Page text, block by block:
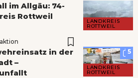
LANDKREIS
ROTTWEIL
im Allgäu: 74-
Rottweil
5
LANDKREIS
ROTTWEIL
in der
–